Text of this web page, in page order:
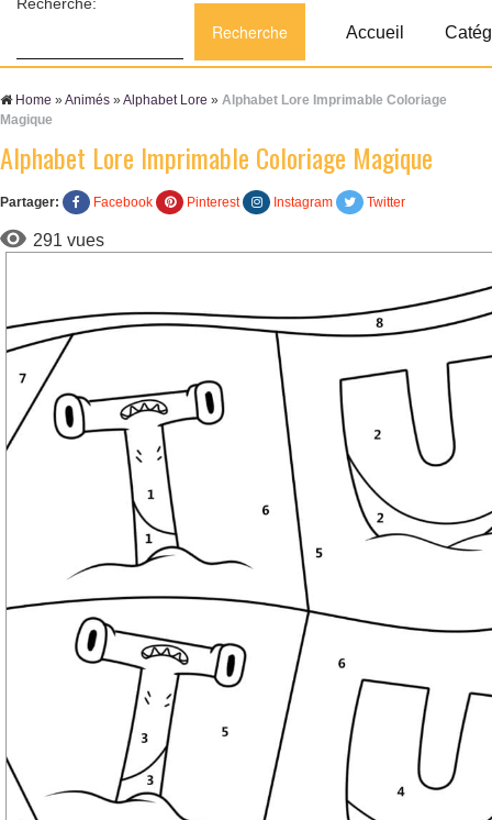
Accueil
Home »Animés »Alphabet Lore » Alphabet Lore Imprimable Coloriage
Magique
Alphabet Lore Imprimable Coloriage Magique
Partager: Facebook Pinterest Instagram Twitter
291 vues